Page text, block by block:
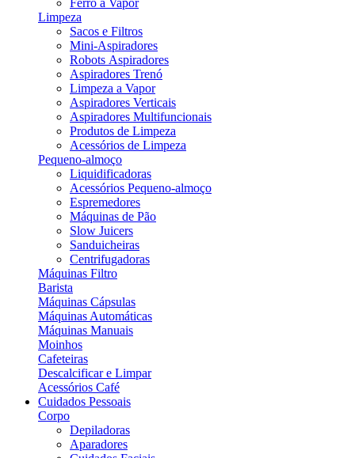
Ferro a Vapor
Limpeza
Sacos e Filtros
Mini-Aspiradores
Robots Aspiradores
Aspiradores Trenó
Limpeza a Vapor
Aspiradores Verticais
Aspiradores Multifuncionais
Produtos de Limpeza
Acessórios de Limpeza
Pequeno-almoço
Liquidificadoras
Acessórios Pequeno-almoço
Espremedores
Máquinas de Pão
Slow Juicers
Sanduicheiras
Centrifugadoras
Máquinas Filtro
Barista
Máquinas Cápsulas
Máquinas Automáticas
Máquinas Manuais
Moinhos
Cafeteiras
Descalcificar e Limpar
Acessórios Café
Cuidados Pessoais
Corpo
Depiladoras
Aparadores